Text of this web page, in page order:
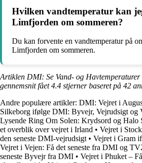
Hvilken vandtemperatur kan
Limfjorden om sommeren?
Du kan forvente en vandtemperatur på
Limfjorden om sommeren.
Artiklen DMI: Se Vand- og
gennemsnit fået4.4 stjerner baseret på 42
Andre populære artikler: DMI: Vejret i
Silkeborg ifølge DMI: Byvejr, Vejrudsigt og
Lysende Ring Om Solen: Krydsord og Halo
et overblik over vejret i Irland • Vejret i
den seneste DMI-vejrudsigt• Vejret i Gram
Vejret i Vejen: Få det seneste fra DMI og
seneste Byvejr fra DMI • Vejret i Phuket –